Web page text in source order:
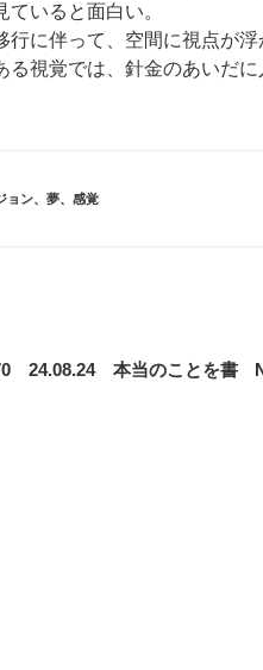
ていると面白い。
行に伴って、空間に視点が浮
る視覚では、針金のあいだに
ョン、 夢、 感覚
24.08.24 本当のことを書